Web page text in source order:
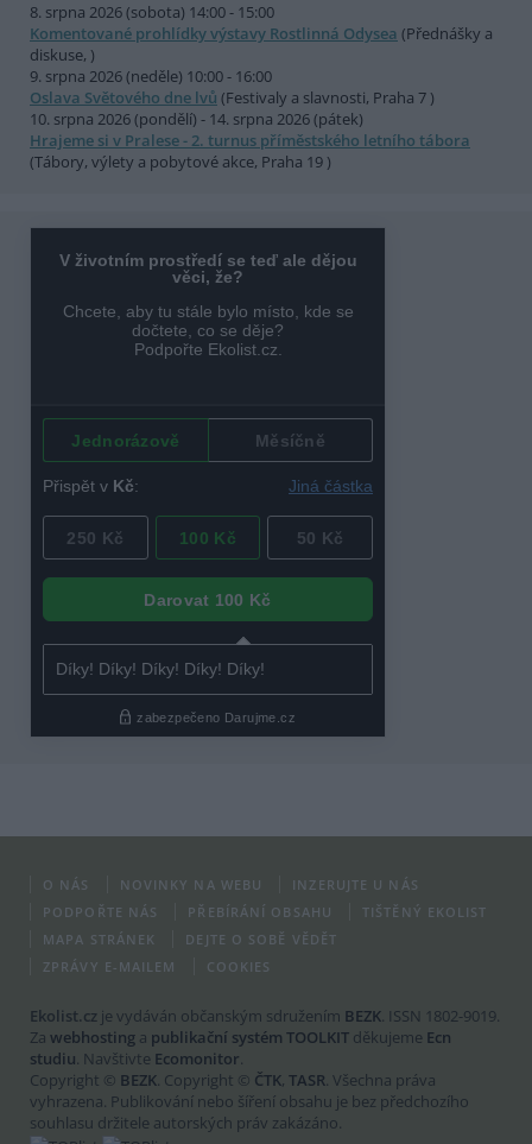
8. srpna 2026 (sobota) 14:00 - 15:00
Komentované prohlídky výstavy Rostlinná Odysea (Přednášky a
diskuse, )
9. srpna 2026 (neděle) 10:00 - 16:00
Oslava Světového dne lvů (Festivaly a slavnosti, Praha 7 )
10. srpna 2026 (pondělí) - 14. srpna 2026 (pátek)
Hrajeme si v Pralese - 2. turnus příměstského letního tábora
(Tábory, výlety a pobytové akce, Praha 19 )
O NÁS NOVINKY NA WEBU
INZERUJTE U NÁS
PODPOŘTE NÁS
PŘEBÍRÁNÍ OBSAHU
TIŠTĚNÝ EKOLIST
MAPA STRÁNEK
DEJTE O SOBĚ VĚDĚT
ZPRÁVY E-MAILEM
COOKIES
Ekolist.cz je vydáván občanským sdružením BEZK. ISSN 1802-9019.
Za webhosting a publikační systém TOOLKIT děkujeme Ecn
studiu. Navštivte Ecomonitor.
Copyright © BEZK. Copyright © ČTK, TASR. Všechna práva
vyhrazena. Publikování nebo šíření obsahu je bez předchozího
souhlasu držitele autorských práv zakázáno.